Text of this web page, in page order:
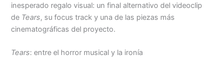
inesperado regalo visual: un final alternativo del videoclip
de Tears, su focus track y una de las piezas más
cinematográficas del proyecto.
Tears: entre el horror musical y la ironía